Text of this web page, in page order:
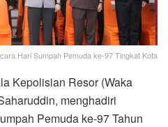
Hari Sumpah Pemuda ke-97 Tingkat Kota
Kepolisian Resor (Waka
menghadiri
Pemuda ke-97 Tahun